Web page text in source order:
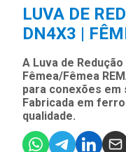
LUVA DE
DN4X3 |
A Luva de
Fêmea/Fêmea
para conexões em
Fabricada em
qualidade.